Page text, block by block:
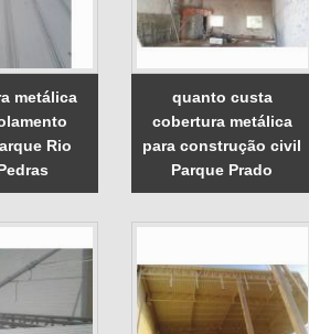
metálica
Rio
quanto custa
cobertura metálica
para construção civil
Parque Prado